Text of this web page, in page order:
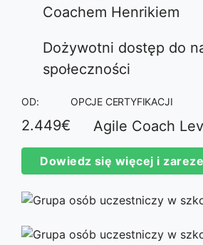
Coachem Henrikiem
Dożywotni dostęp do
społeczności
OD:
2.449€
OPCJE CERTYFIKACJI
Agile Coach
Dowiedz się więcej i